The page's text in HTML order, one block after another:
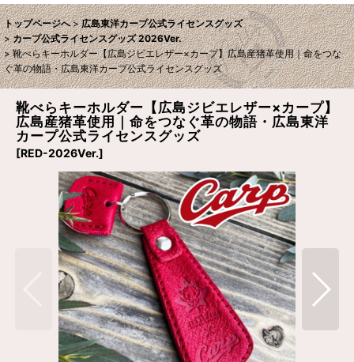
トップページへ > 広島東洋カープ公式ライセンスグッズ
> カープ公式ライセンスグッズ 2026Ver.
> 靴べらキーホルダー【広島ジビエレザー×カープ】広島産猪革使用｜命をつな
ぐ革の物語・広島東洋カープ公式ライセンスグッズ
靴べらキーホルダー【広島ジビエレザー×カープ】
広島産猪革使用｜命をつなぐ革の物語・広島東洋
カープ公式ライセンスグッズ
[RED-2026Ver.]